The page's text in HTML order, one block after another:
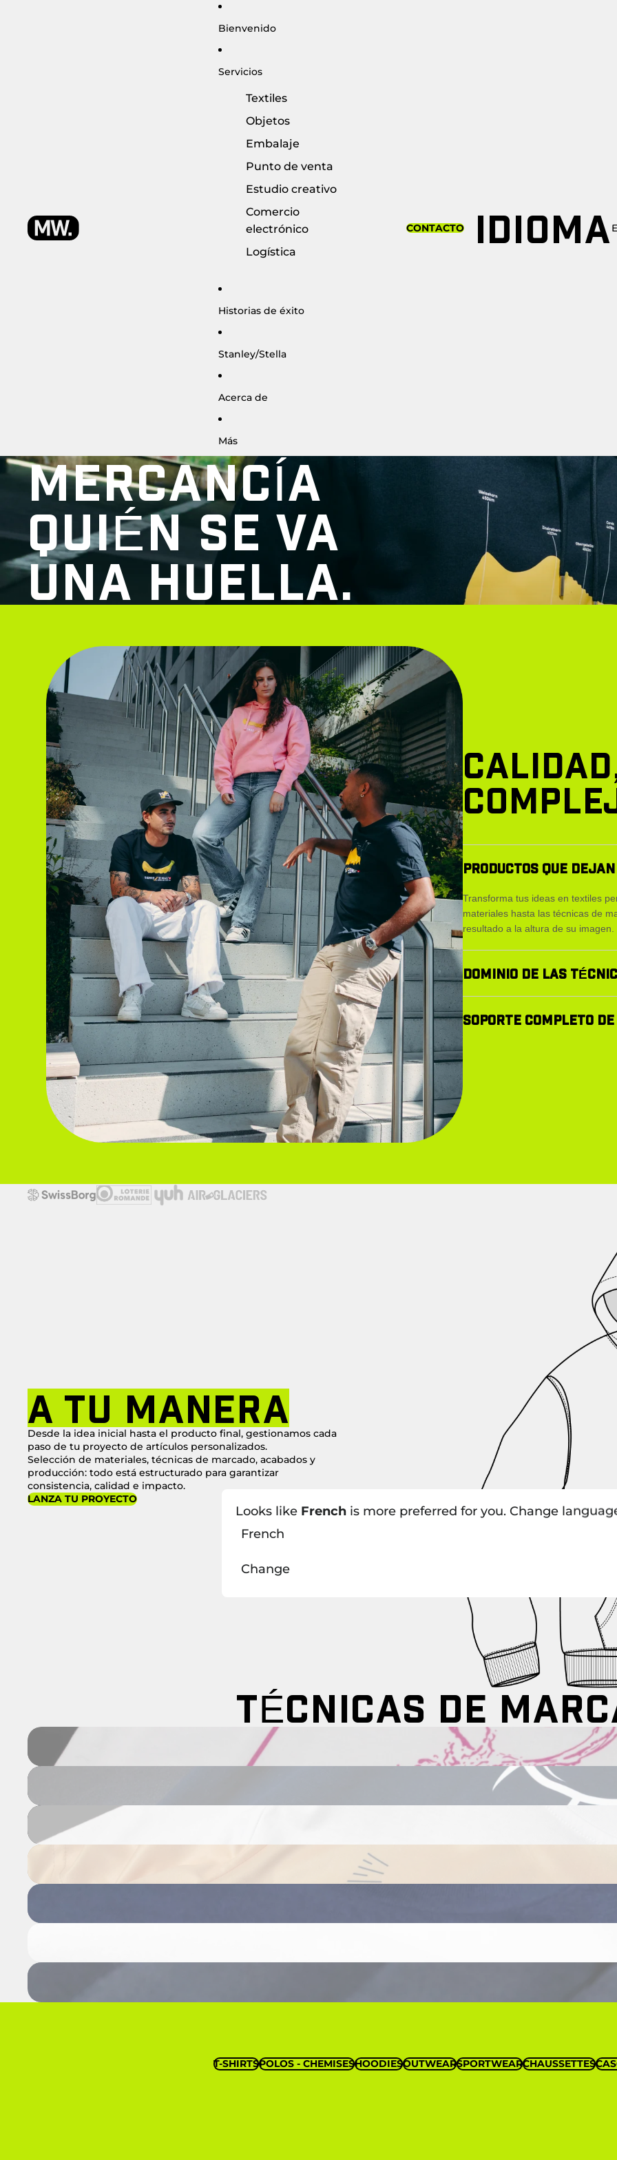
Bienvenido
Servicios
Textiles
Objetos
Embalaje
Punto de venta
Estudio creativo
Comercio
electrónico
Logística
Historias de éxito
Stanley/Stella
Acerca de
Más
CONTACTO IDIOMA
MERCANCÍA
QUIÉN SE VA
UNA HUELLA.
PRODUCTOS QUE
Transforma tus ideas en textiles
materiales hasta las técnicas de
resultado a la altura de su imagen.
DOMINIO DE LAS
la técnica que mejor se adapta a
SOPORTE COMPLETO
A TU MANERA
Desde la idea inicial hasta el producto final, gestionamos cada
paso de tu proyecto de artículos personalizados.
Selección de materiales, técnicas de marcado, acabados y
producción: todo está estructurado para garantizar
consistencia, calidad e impacto.
LANZA TU PROYECTO
TÉCNICAS DE
T-SHIRTSPOLOS - CHEMISESHOODIESOUTWEARSPORTWEARCHAUSSETTES
Looks like French is more preferred for you. Change
French
Change